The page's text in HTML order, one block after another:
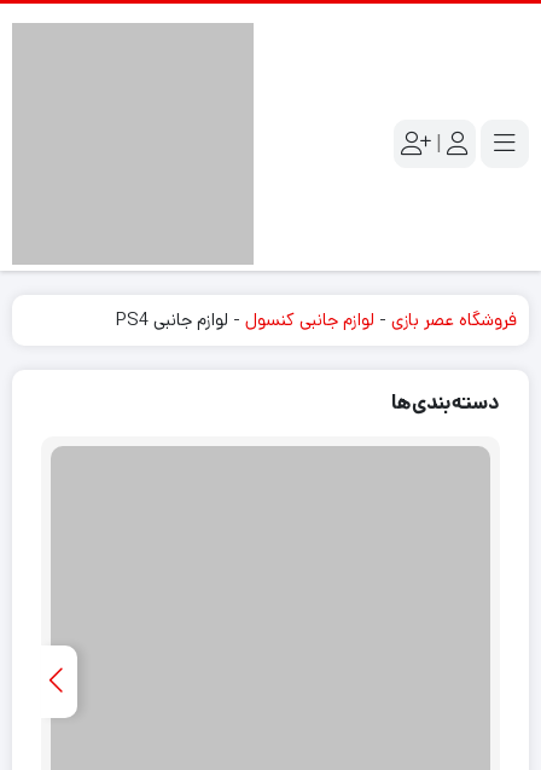
|
فروشگاه عصر بازی - لوازم جانبی کنسول - لوازم جانبی PS4
دسته‌بندی‌ها